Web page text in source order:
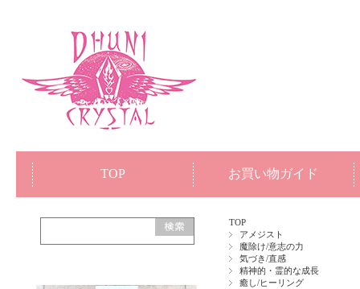
TOP お買い物ガイド
TOP
アメジスト
魔除け/意志の力
気づき/直感
精神的・霊的な成長
癒し/ヒーリング